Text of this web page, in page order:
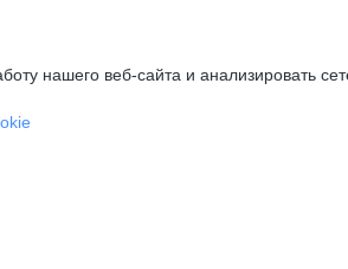
нашего веб-сайта и анализировать